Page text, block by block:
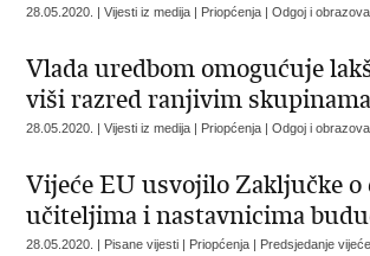
28.05.2020. | Vijesti iz medija | Priopćenja | Odgoj i
Vlada uredbom omogućuje
viši razred ranjivim
28.05.2020. | Vijesti iz medija | Priopćenja | Odgoj i
Vijeće EU usvojilo Zaključke
učiteljima i nastavnicima
28.05.2020. | Pisane vijesti | Priopćenja | Predsjedanje